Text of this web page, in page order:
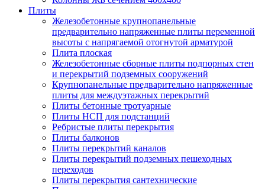
Плиты
Железобетонные крупнопанельные
предварительно напряженные плиты переменной
высоты с напрягаемой отогнутой арматурой
Плита плоская
Железобетонные сборные плиты подпорных стен
и перекрытий подземных сооружений
Крупнопанельные предварительно напряженные
плиты для междуэтажных перекрытий
Плиты бетонные тротуарные
Плиты НСП для подстанций
Ребристые плиты перекрытия
Плиты балконов
Плиты перекрытий каналов
Плиты перекрытий подземных пешеходных
переходов
Плиты перекрытия сантехнические